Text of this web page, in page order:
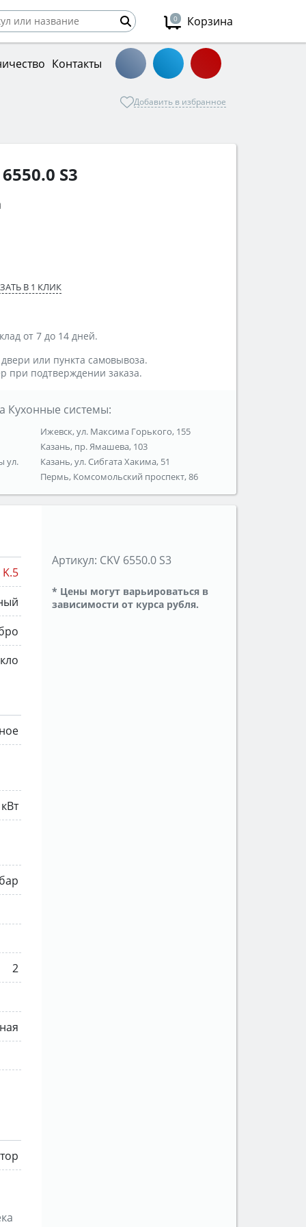
0 Корзина
Контакты
Добавить в избранное
6550.0 S3
В 1 КЛИК
от 7 до 14 дней.
или пункта самовывоза.
при подтверждении заказа.
Кухонные системы:
ул.
Ижевск, ул. Максима Горького, 155
Казань, пр. Ямашева, 103
Казань, ул. Сибгата Хакима, 51
Пермь, Комсомольский проспект, 86
K.5
2
Артикул: CKV 6550.0 S3
* Цены могут варьироваться в
зависимости от курса рубля.